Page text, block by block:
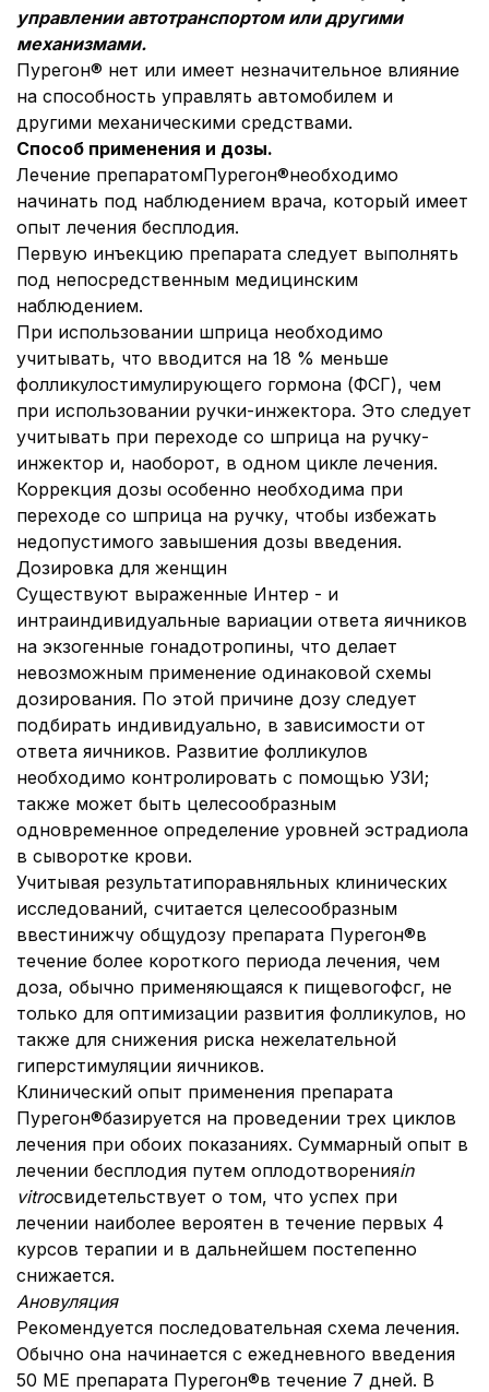
управлении автотранспортом или другими
механизмами.
Пурегон® нет или имеет незначительное влияние
на способность управлять автомобилем и
другими механическими средствами.
Способ применения и дозы.
Лечение препаратомПурегон®необходимо
начинать под наблюдением врача, который имеет
опыт лечения бесплодия.
Первую инъекцию препарата следует выполнять
под непосредственным медицинским
наблюдением.
При использовании шприца необходимо
учитывать, что вводится на 18 % меньше
фолликулостимулирующего гормона (ФСГ), чем
при использовании ручки-инжектора. Это следует
учитывать при переходе со шприца на ручку-
инжектор и, наоборот, в одном цикле лечения.
Коррекция дозы особенно необходима при
переходе со шприца на ручку, чтобы избежать
недопустимого завышения дозы введения.
Дозировка для женщин
Существуют выраженные Интер - и
интраиндивидуальные вариации ответа яичников
на экзогенные гонадотропины, что делает
невозможным применение одинаковой схемы
дозирования. По этой причине дозу следует
подбирать индивидуально, в зависимости от
ответа яичников. Развитие фолликулов
необходимо контролировать с помощью УЗИ;
также может быть целесообразным
одновременное определение уровней эстрадиола
в сыворотке крови.
Учитывая результатипоравняльных клинических
исследований, считается целесообразным
ввестинижчу общудозу препарата Пурегон®в
течение более короткого периода лечения, чем
доза, обычно применяющаяся к пищевогофсг, не
только для оптимизации развития фолликулов, но
также для снижения риска нежелательной
гиперстимуляции яичников.
Клинический опыт применения препарата
Пурегон®базируется на проведении трех циклов
лечения при обоих показаниях. Суммарный опыт в
лечении бесплодия путем оплодотворенияin
vitroсвидетельствует о том, что успех при
лечении наиболее вероятен в течение первых 4
курсов терапии и в дальнейшем постепенно
снижается.
Ановуляция
Рекомендуется последовательная схема лечения.
Обычно она начинается с ежедневного введения
50 МЕ препарата Пурегон®в течение 7 дней. В